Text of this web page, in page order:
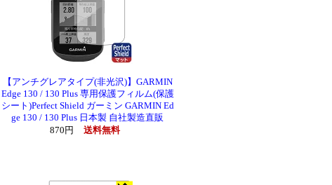
【アンチグレアタイプ(非光沢)】GARMIN
Edge 130 / 130 Plus 専用保護フィルム(保護
シート)Perfect Shield ガーミン GARMIN Ed
ge 130 / 130 Plus 日本製 自社製造直販
870円
送料無料